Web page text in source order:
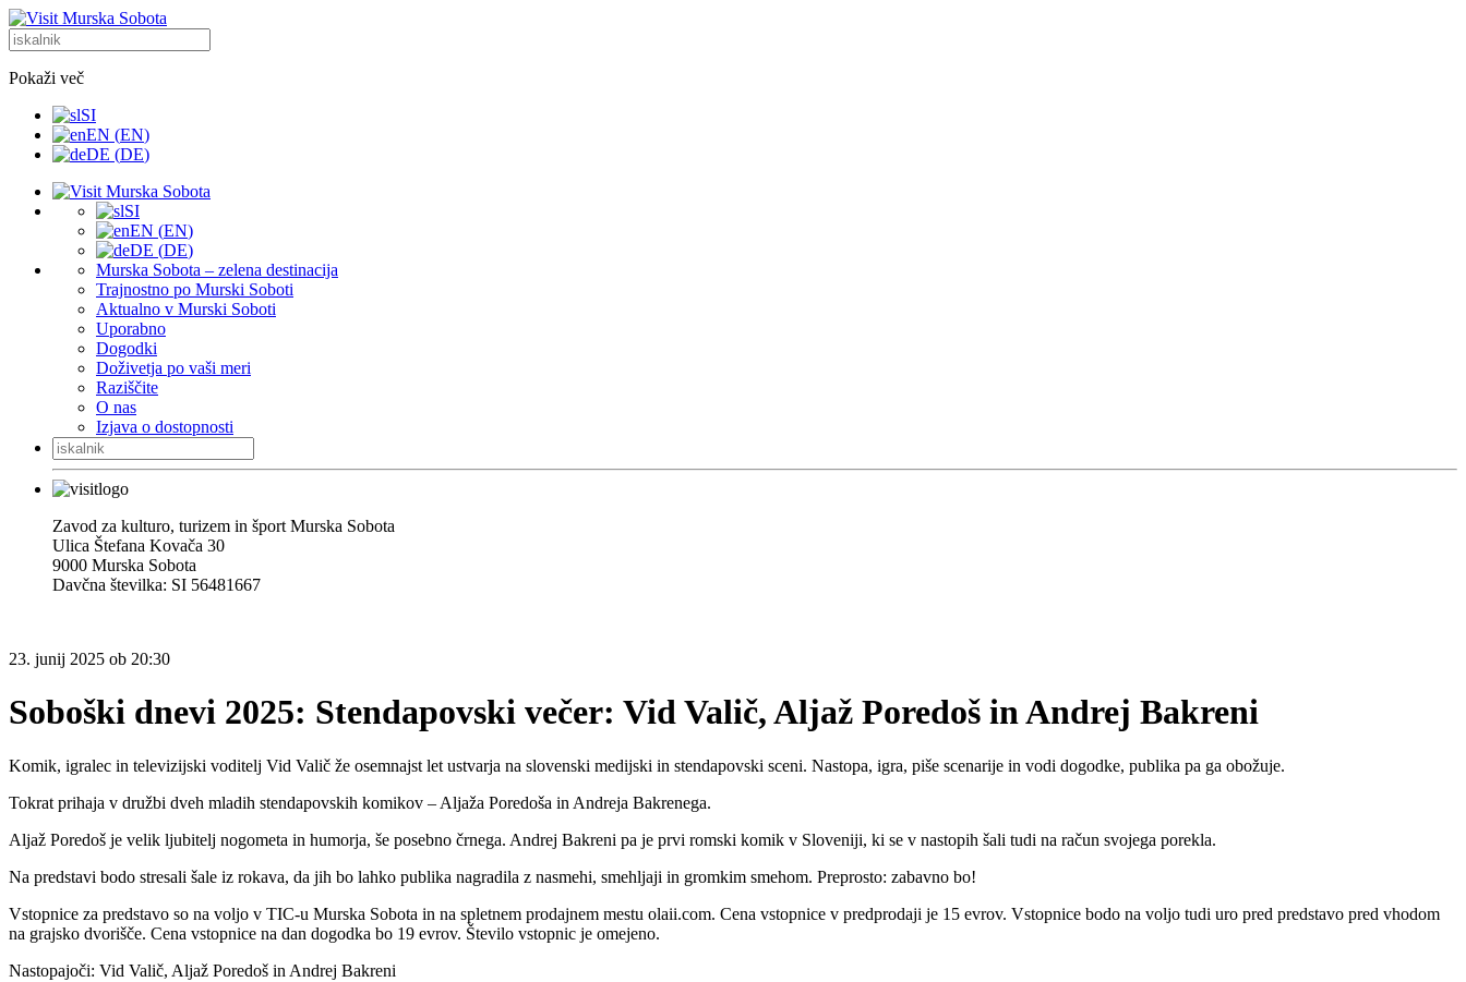
Pokaži več
SI
EN (EN)
DE (DE)
SI
EN (EN)
DE (DE)
Murska Sobota – zelena destinacija
Trajnostno po Murski Soboti
Aktualno v Murski Soboti
Uporabno
Dogodki
Doživetja po vaši meri
Raziščite
O nas
Izjava o dostopnosti
Zavod za kulturo, turizem in šport Murska Sobota
Ulica Štefana Kovača 30
9000 Murska Sobota
Davčna številka: SI 56481667
23. junij 2025 ob 20:30
Soboški dnevi 2025: Stendapovski večer: Vid Valič, Aljaž Poredoš in Andrej Bakreni
Komik, igralec in televizijski voditelj Vid Valič že osemnajst let ustvarja na slovenski medijski in stendapovski sceni. Nastopa, igra, piše scenarije in vodi dogodke, publika pa ga obožuje.
Tokrat prihaja v družbi dveh mladih stendapovskih komikov – Aljaža Poredoša in Andreja Bakrenega.
Aljaž Poredoš je velik ljubitelj nogometa in humorja, še posebno črnega. Andrej Bakreni pa je prvi romski komik v Sloveniji, ki se v nastopih šali tudi na račun svojega porekla.
Na predstavi bodo stresali šale iz rokava, da jih bo lahko publika nagradila z nasmehi, smehljaji in gromkim smehom. Preprosto: zabavno bo!
Vstopnice za predstavo so na voljo v TIC-u Murska Sobota in na spletnem prodajnem mestu olaii.com. Cena vstopnice v predprodaji je 15 evrov. Vstopnice bodo na voljo tudi uro pred predstavo pred vhodom
na grajsko dvorišče. Cena vstopnice na dan dogodka bo 19 evrov. Število vstopnic je omejeno.
Nastopajoči: Vid Valič, Aljaž Poredoš in Andrej Bakreni